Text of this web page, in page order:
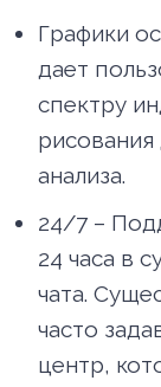
Графики
дает
спектру
анализа.
24/7 –
24 часа в
чата.
часто
центр,